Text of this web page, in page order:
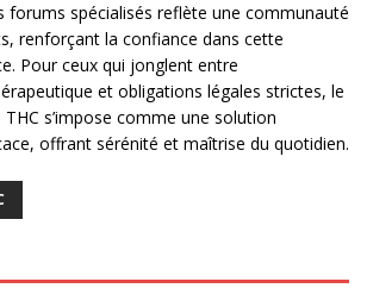
forums spécialisés reflète une communauté
renforçant la confiance dans cette
Pour ceux qui jonglent entre
et obligations légales strictes, le
s’impose comme une solution
offrant sérénité et maîtrise du quotidien.